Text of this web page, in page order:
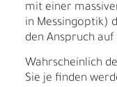
mit einer
in Messingoptik)
den Anspruch
Wahrscheinlich
Sie je finden